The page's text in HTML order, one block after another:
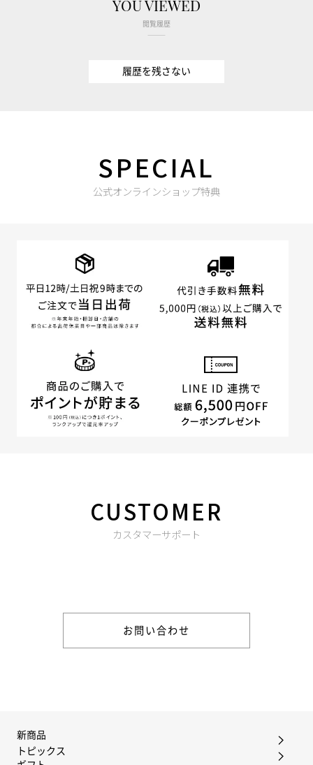
YOU VIEWED
閲覧履歴
履歴を残さない
SPECIAL
公式オンラインショップ特典
CUSTOMER
カスタマーサポート
お問い合わせ
新商品
トピックス